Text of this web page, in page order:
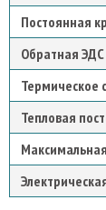
Постоянная
Обратная ЭДС
Термическое
Тепловая